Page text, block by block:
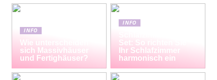
INFO
Wie unterscheiden
sich Massivhäuser
und Fertighäuser?
INFO
Set: So richten Sie
Ihr Schlafzimmer
harmonisch ein